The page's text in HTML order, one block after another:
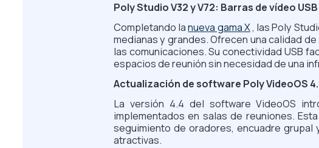
Poly Studio V32 y V72: Barras de vídeo
Completando lanueva gama X, las Poly
medianas y grandes. Ofrecen una calidad
las comunicaciones. Su conectividad USB
espacios de reunión sin necesidad de una
Actualización de software Poly VideoOS
La versión 4.4 del software VideoOS
implementados en salas de reuniones.
seguimiento de oradores, encuadre
atractivas.